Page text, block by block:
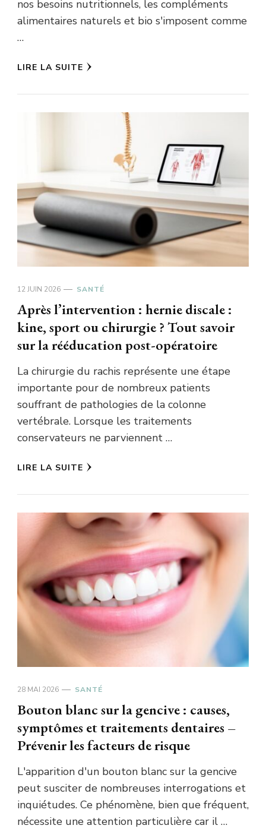
nos besoins nutritionnels, les compléments
alimentaires naturels et bio s'imposent comme
…
LIRE LA SUITE
12 JUIN 2026 SANTÉ
Après l’intervention : hernie discale :
kine, sport ou chirurgie ? Tout savoir
sur la rééducation post-opératoire
La chirurgie du rachis représente une étape
importante pour de nombreux patients
souffrant de pathologies de la colonne
vertébrale. Lorsque les traitements
conservateurs ne parviennent …
LIRE LA SUITE
28 MAI 2026 SANTÉ
Bouton blanc sur la gencive : causes,
symptômes et traitements dentaires –
Prévenir les facteurs de risque
L'apparition d'un bouton blanc sur la gencive
peut susciter de nombreuses interrogations et
inquiétudes. Ce phénomène, bien que fréquent,
nécessite une attention particulière car il …